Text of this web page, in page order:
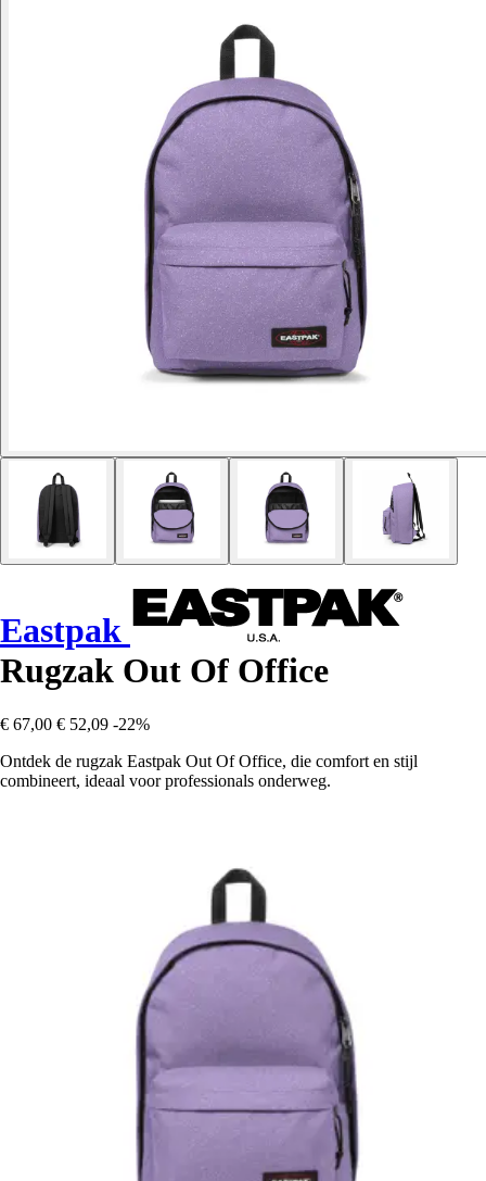
Eastpak
Rugzak Out Of Office
€ 67,00 € 52,09 -22%
Ontdek de rugzak Eastpak Out Of Office, die comfort en stijl
combineert, ideaal voor professionals onderweg.